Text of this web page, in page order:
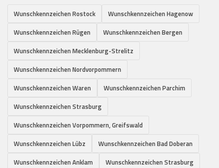
Wunschkennzeichen Rostock
Wunschkennzeichen Hagenow
Wunschkennzeichen Rügen
Wunschkennzeichen Bergen
Wunschkennzeichen Mecklenburg-Strelitz
Wunschkennzeichen Nordvorpommern
Wunschkennzeichen Waren
Wunschkennzeichen Parchim
Wunschkennzeichen Strasburg
Wunschkennzeichen Vorpommern, Greifswald
Wunschkennzeichen Lübz
Wunschkennzeichen Bad Doberan
Wunschkennzeichen Anklam
Wunschkennzeichen Strasburg